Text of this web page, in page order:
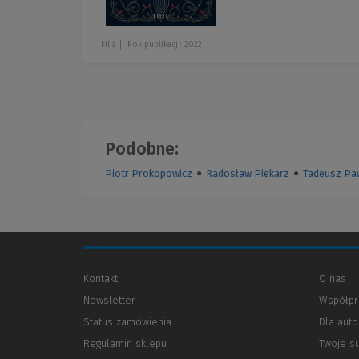
Filia Rok publikacji: 2022
Podobne:
Piotr Prokopowicz ● Radosław Piekarz ● Tadeusz
Kontakt
Newsletter
Status zamówienia
Regulamin sklepu
O nas
Dla
Twoje